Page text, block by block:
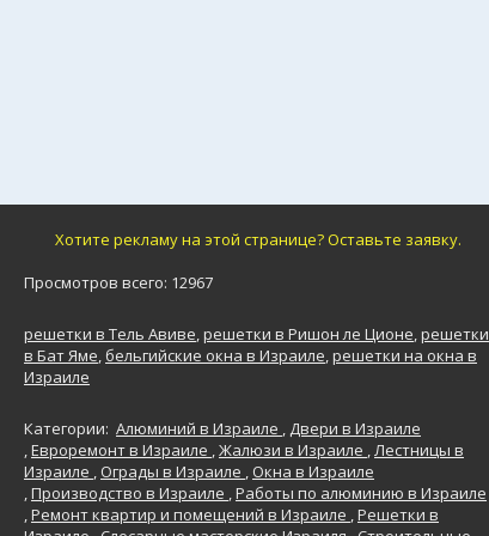
Хотите рекламу на этой странице? Оставьте заявку.
Просмотров всего: 12967
решетки в Тель Авиве,решетки в Ришон ле Ционе,решетки
в Бат Яме, бельгийские окна в Израиле,решетки на окна в
Израиле
Категории: Алюминий в Израиле , Двери в Израиле
,Евроремонт в Израиле ,Жалюзи в Израиле ,Лестницы в
Израиле , Ограды в Израиле , Окна в Израиле
,Производство в Израиле ,Работы по алюминию в Израиле
,Ремонт квартир и помещений в Израиле ,Решетки в